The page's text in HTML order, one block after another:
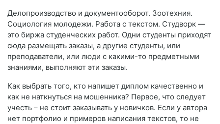
Делопроизводство и документооборот. Зоотехния.
Социология молодежи. Работа с текстом. Студворк —
это биржа студенческих работ. Одни студенты приходят
сюда размещать заказы, а другие студенты, или
преподаватели, или люди с какими-то предметными
знаниями, выполняют эти заказы.
Как выбрать того, кто напишет диплом качественно и
как не наткнуться на мошенника? Первое, что следует
учесть – не стоит заказывать у новичков. Если у автора
нет портфолио и примеров написания текстов, то не